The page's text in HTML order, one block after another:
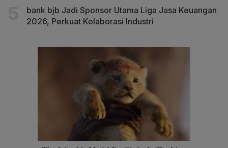
bank bjb Jadi Sponsor Utama Liga Jasa Keuangan
2026, Perkuat Kolaborasi Industri